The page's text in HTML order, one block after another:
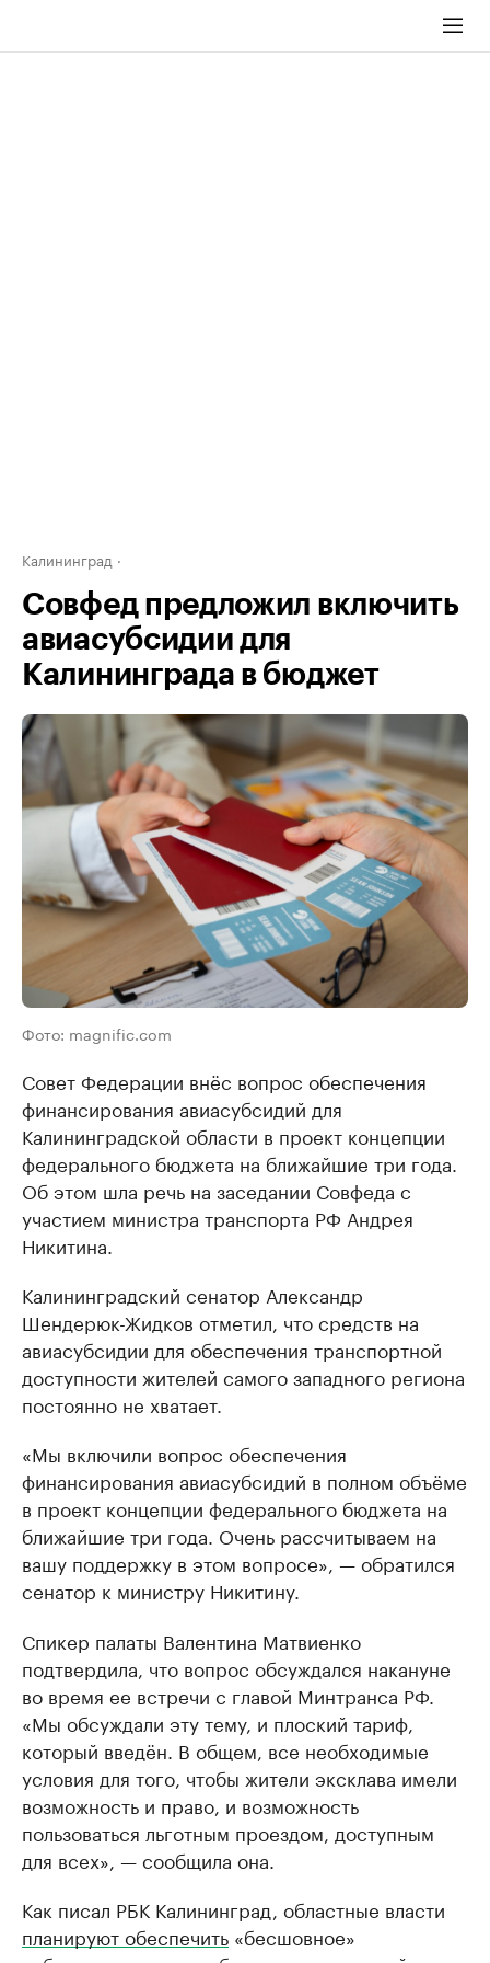
Калининград
Совфед предложил включить
авиасубсидии для
Калининграда в бюджет
Фото: magnific.com
Совет Федерации внёс вопрос обеспечения
финансирования авиасубсидий для
Калининградской области в проект концепции
федерального бюджета на ближайшие три года.
Об этом шла речь на заседании Совфеда с
участием министра транспорта РФ Андрея
Никитина.
Калининградский сенатор Александр
Шендерюк-Жидков отметил, что средств на
авиасубсидии для обеспечения транспортной
доступности жителей самого западного региона
постоянно не хватает.
«Мы включили вопрос обеспечения
финансирования авиасубсидий в полном объёме
в проект концепции федерального бюджета на
ближайшие три года. Очень рассчитываем на
вашу поддержку в этом вопросе», — обратился
сенатор к министру Никитину.
Спикер палаты Валентина Матвиенко
подтвердила, что вопрос обсуждался накануне
во время ее встречи с главой Минтранса РФ.
«Мы обсуждали эту тему, и плоский тариф,
который введён. В общем, все необходимые
условия для того, чтобы жители эксклава имели
возможность и право, и возможность
пользоваться льготным проездом, доступным
для всех», — сообщила она.
Как писал РБК Калининград, областные власти
планируют обеспечить «бесшовное»